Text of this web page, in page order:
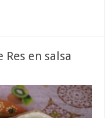
en salsa